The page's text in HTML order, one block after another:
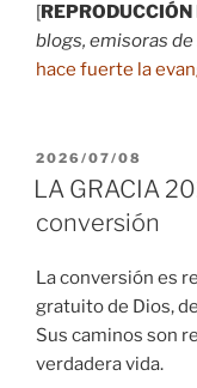
[
blogs, emisoras
hace fuerte la
PUBLICADO
EL
2026/07/08
LA GRACIA
conversión
La conversión es
gratuito de Dios,
Sus caminos son
verdadera vida.